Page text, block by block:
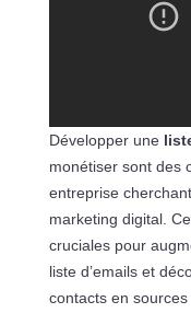
Développer une
monétiser sont des
entreprise
marketing digital.
cruciales pour
liste d’emails et
contacts en